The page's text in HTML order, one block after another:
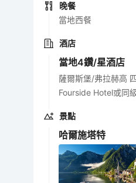
晚餐
當地西餐
酒店
當地4鑽/星酒店
薩爾斯堡/弗拉赫高
Fourside Hotel或同
景點
哈爾施塔特